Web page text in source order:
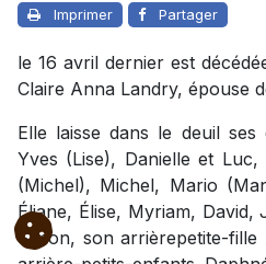
Imprimer Partager
le 16 avril dernier est
Claire Anna Landry, épouse
Elle laisse dans le deuil ses
Yves (Lise), Danielle et
(Michel), Michel, Mario
Éliane, Élise, Myriam, David,
Simon, son arrièrepetite-